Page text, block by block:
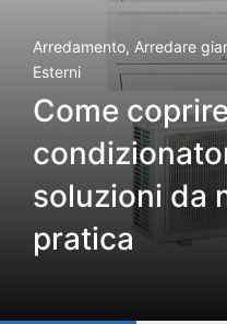
Arredamento, Arredare
Esterni
Come
soluzioni da
pratica